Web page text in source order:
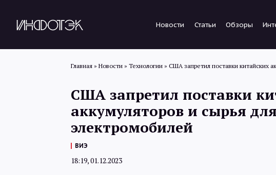
Новости Статьи Обзоры
Главная » Новости » Технологии » США запретил поставки китайских
США запретил поставки
аккумуляторов и сырья
электромобилей
ВИЭ
18:19, 01.12.2023